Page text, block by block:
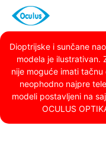
Dioptrijske i sunčane
modela je ilustrativan.
nije moguće imati
neophodno najpre
modeli postavljeni na
OCULUS